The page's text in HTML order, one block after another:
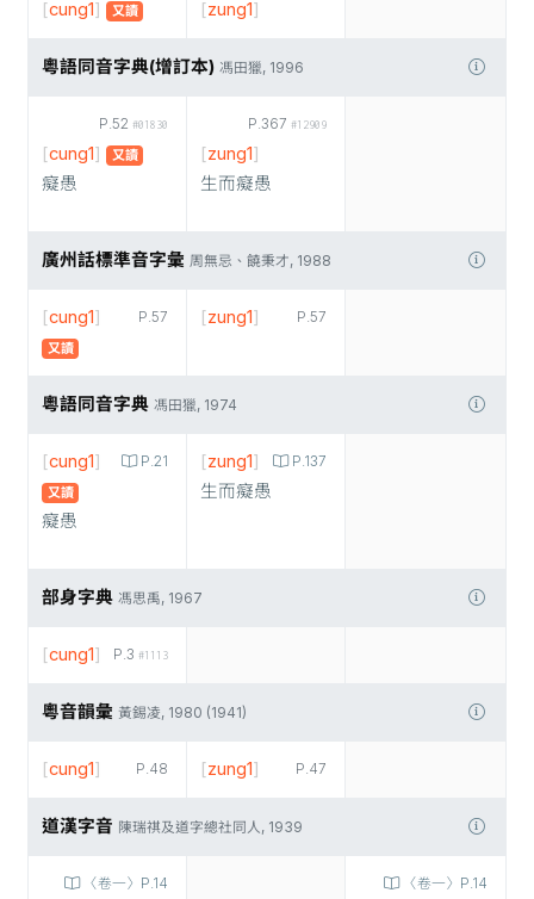
[cung1] 又讀 [zung1]
粵語同音字典(增訂本) 馮田獵, 1996
P.52 #01830
[cung1] 又讀
癡愚
P.367 #12909
[zung1]
生而癡愚
廣州話標準音字彙 周無忌、饒秉才, 1988
P.57
[cung1]
又讀
P.57
[zung1]
粵語同音字典 馮田獵, 1974
P.21
[cung1]
又讀
癡愚
P.137
[zung1]
生而癡愚
部身字典 馮思禹, 1967
P.3 #1113
[cung1]
粵音韻彙 黃錫凌, 1980 (1941)
P.48
[cung1] P.47
[zung1]
道漢字音 陳瑞祺及道字總社同人, 1939
〈卷一〉P.14
〈卷一〉P.14